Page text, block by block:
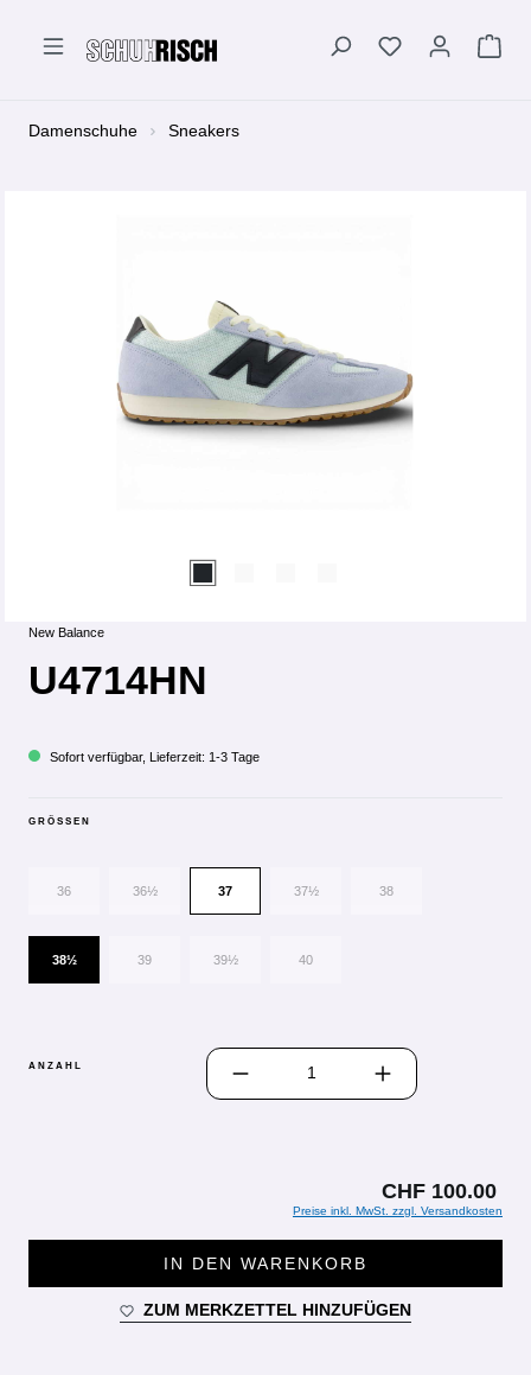
Damenschuhe Sneakers
New Balance
U4714HN
Sofort verfügbar, Lieferzeit: 1-3 Tage
GRÖSSEN
36 36½ 37 37½ 38
38½ 39 39½ 40
ANZAHL
PRODUKT ANZAHL: GIB DEN
CHF 100.00
Preise inkl. MwSt. zzgl. Versandkosten
IN DEN WARENKORB
ZUM MERKZETTEL HINZUFÜGEN